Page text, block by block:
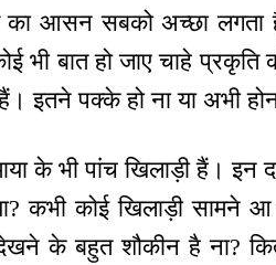
का आसन सबको अच्छा
बात हो जाए चाहे प्रकृति
इतने पक्के हो ना या अभी
के भी पांच खिलाड़ी हैं। इन
कभी कोई खिलाड़ी सामने
के बहुत शौकीन है ना?